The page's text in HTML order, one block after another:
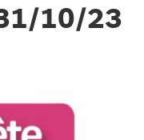
10/23